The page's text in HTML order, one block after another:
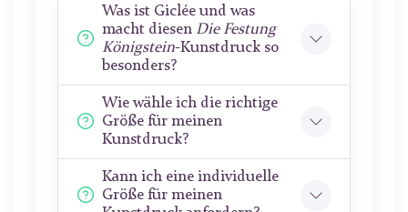
Was ist Giclée und was
macht diesen Die Festung
Königstein-Kunstdruck so
besonders?
Wie wähle ich die richtige
Größe für meinen
Kunstdruck?
Kann ich eine individuelle
Größe für meinen